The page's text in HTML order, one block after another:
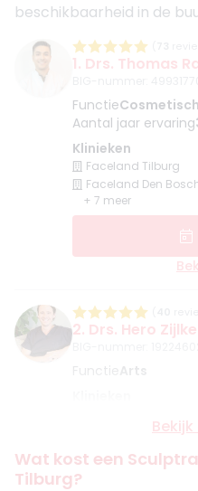
beschikbaarheid in de
1. Drs. Thomas
Functie
Aantal jaar ervaring
Klinieken
Faceland Tilburg
Faceland Den
+ 7 meer
2. Drs. Hero
Functie
Arts
Cosmetic Heroes
Bekijk
Wat kost een
Tilburg?